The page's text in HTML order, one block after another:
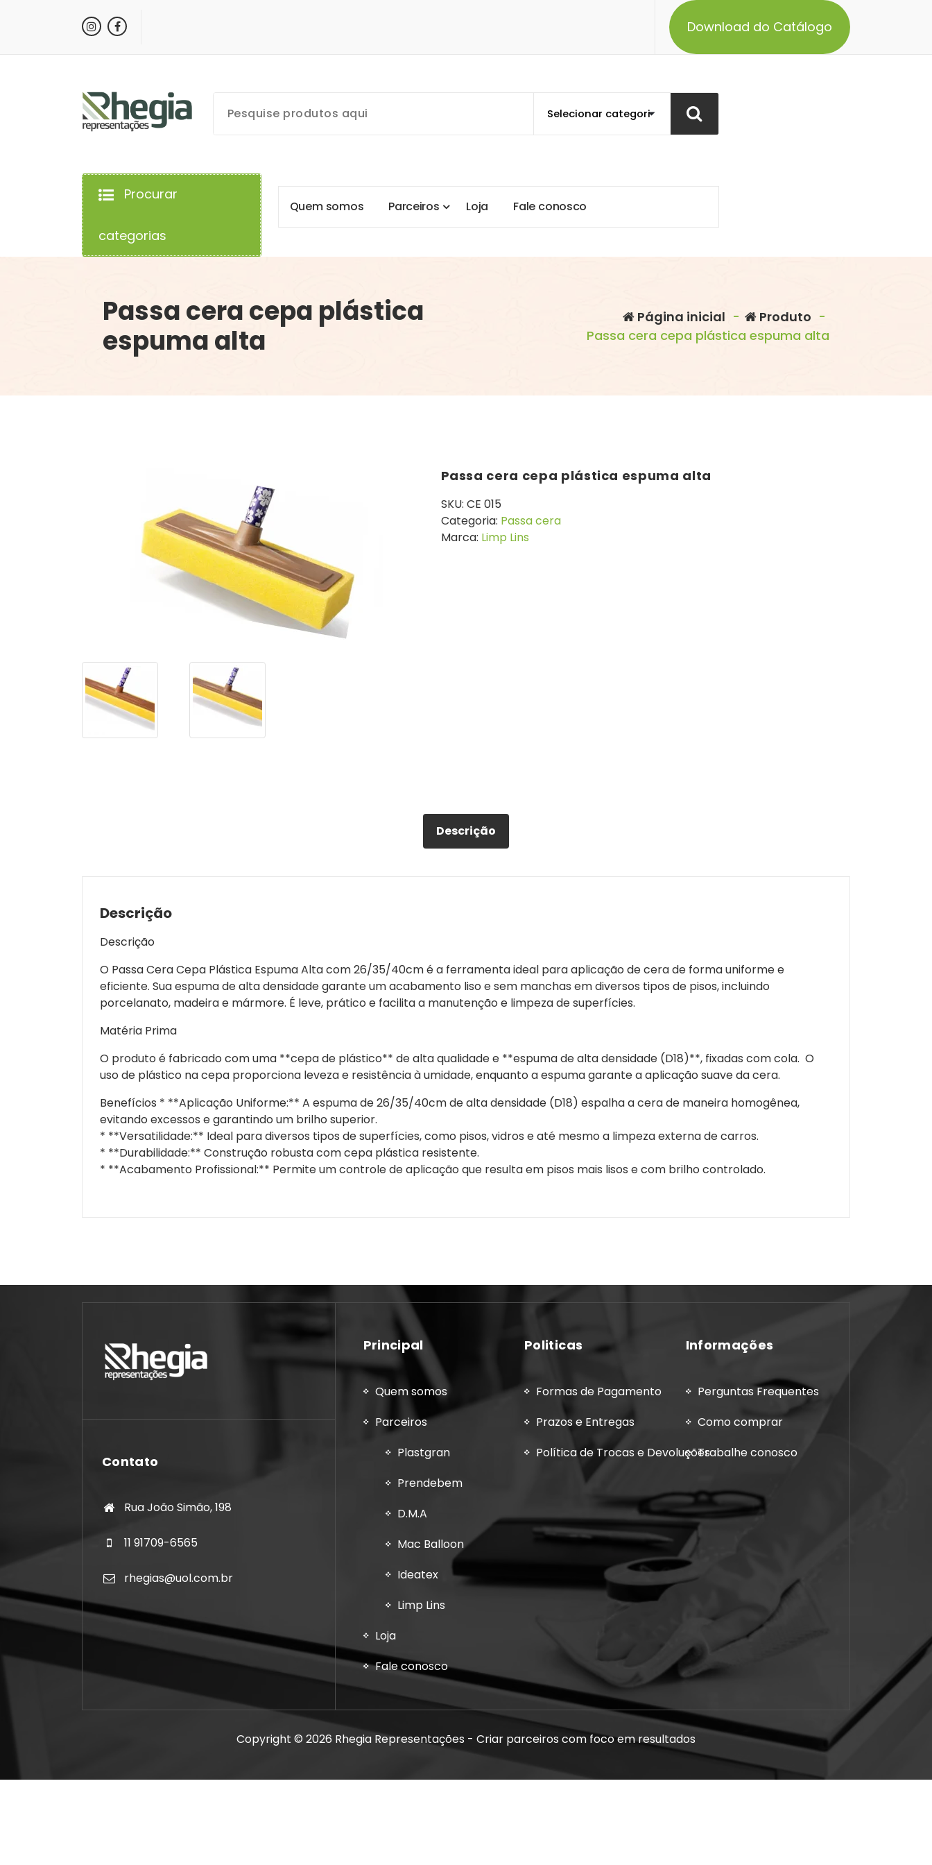
Download do Catálogo
Procurar
categorias
Quem somos Parceiros Loja Fale conosco
Passa cera cepa plástica
espuma alta
Página inicial - Produto -
Passa cera cepa plástica espuma alta
Passa cera cepa plástica espuma alta
SKU: CE 015
Categoria: Passa cera
Marca: Limp Lins
Descrição
Descrição
Descrição
O Passa Cera Cepa Plástica Espuma Alta com 26/35/40cm é a ferramenta ideal para aplicação de cera de forma uniforme e
eficiente. Sua espuma de alta densidade garante um acabamento liso e sem manchas em diversos tipos de pisos, incluindo
porcelanato, madeira e mármore. É leve, prático e facilita a manutenção e limpeza de superfícies.
Matéria Prima
O produto é fabricado com uma **cepa de plástico** de alta qualidade e **espuma de alta densidade (D18)**, fixadas com cola. O
uso de plástico na cepa proporciona leveza e resistência à umidade, enquanto a espuma garante a aplicação suave da cera.
Benefícios * **Aplicação Uniforme:** A espuma de 26/35/40cm de alta densidade (D18) espalha a cera de maneira homogênea,
evitando excessos e garantindo um brilho superior.
* **Versatilidade:** Ideal para diversos tipos de superfícies, como pisos, vidros e até mesmo a limpeza externa de carros.
* **Durabilidade:** Construção robusta com cepa plástica resistente.
* **Acabamento Profissional:** Permite um controle de aplicação que resulta em pisos mais lisos e com brilho controlado.
Contato
Rua João Simão, 198
11 91709-6565
rhegias@uol.com.br
Principal
Quem somos
Parceiros
Plastgran
Prendebem
D.M.A
Mac Balloon
Ideatex
Limp Lins
Loja
Fale conosco
Politicas
Formas de Pagamento
Prazos e Entregas
Política de Trocas e Devoluções
Informações
Perguntas Frequentes
Como comprar
Trabalhe conosco
Copyright © 2026 Rhegia Representações - Criar parceiros com foco em resultados